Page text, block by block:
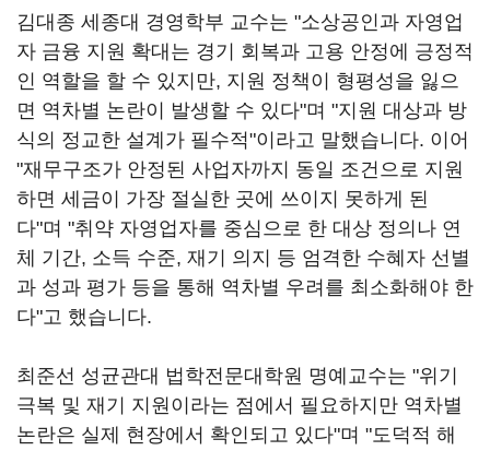
김대종 세종대 경영학부 교수는 "소상공인과 자영업
자 금융 지원 확대는 경기 회복과 고용 안정에 긍정적
인 역할을 할 수 있지만, 지원 정책이 형평성을 잃으
면 역차별 논란이 발생할 수 있다"며 "지원 대상과 방
식의 정교한 설계가 필수적"이라고 말했습니다. 이어
"재무구조가 안정된 사업자까지 동일 조건으로 지원
하면 세금이 가장 절실한 곳에 쓰이지 못하게 된
다"며 "취약 자영업자를 중심으로 한 대상 정의나 연
체 기간, 소득 수준, 재기 의지 등 엄격한 수혜자 선별
과 성과 평가 등을 통해 역차별 우려를 최소화해야 한
다"고 했습니다.
최준선 성균관대 법학전문대학원 명예교수는 "위기
극복 및 재기 지원이라는 점에서 필요하지만 역차별
논란은 실제 현장에서 확인되고 있다"며 "도덕적 해